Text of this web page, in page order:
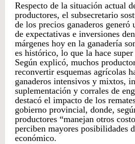
Respecto de la situación actual
productores, el subsecretario
de los precios ganaderos generó
de expectativas e inversiones
márgenes hoy en la ganadería
es histórico, lo que la hace
Según explicó, muchos
reconvertir esquemas agrícolas
ganaderos intensivos y mixtos,
suplementación y corrales de
destacó el impacto de los
gobierno provincial, donde,
productores “manejan otros
perciben mayores posibilidades
económico.